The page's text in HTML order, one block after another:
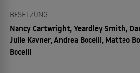
BESETZUNG
Nancy Cartwright, Yeardley Smith,
Julie Kavner, Andrea Bocelli, Matteo
Bocelli